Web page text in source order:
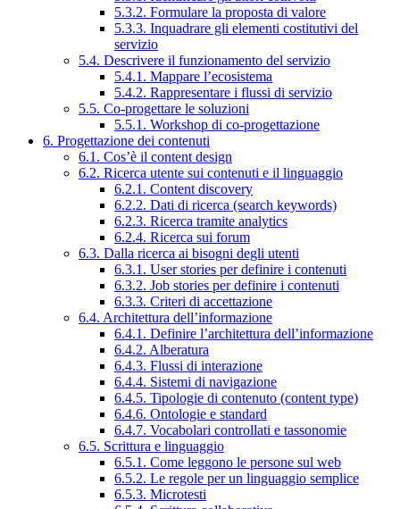
5.3.2. Formulare la proposta di valore
5.3.3. Inquadrare gli elementi costitutivi del
servizio
5.4. Descrivere il funzionamento del servizio
5.4.1. Mappare l’ecosistema
5.4.2. Rappresentare i flussi di servizio
5.5. Co-progettare le soluzioni
5.5.1. Workshop di co-progettazione
6. Progettazione dei contenuti
6.1. Cos’è il content design
6.2. Ricerca utente sui contenuti e il linguaggio
6.2.1. Content discovery
6.2.2. Dati di ricerca (search keywords)
6.2.3. Ricerca tramite analytics
6.2.4. Ricerca sui forum
6.3. Dalla ricerca ai bisogni degli utenti
6.3.1. User stories per definire i contenuti
6.3.2. Job stories per definire i contenuti
6.3.3. Criteri di accettazione
6.4. Architettura dell’informazione
6.4.1. Definire l’architettura dell’informazione
6.4.2. Alberatura
6.4.3. Flussi di interazione
6.4.4. Sistemi di navigazione
6.4.5. Tipologie di contenuto (content type)
6.4.6. Ontologie e standard
6.4.7. Vocabolari controllati e tassonomie
6.5. Scrittura e linguaggio
6.5.1. Come leggono le persone sul web
6.5.2. Le regole per un linguaggio semplice
6.5.3. Microtesti